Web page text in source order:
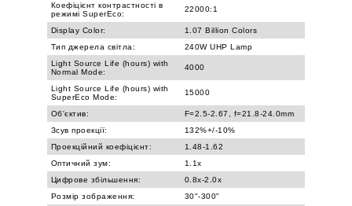
Коефіцієнт контрастності в
режимі SuperEco:
22000:1
Display Color:
1.07 Billion Colors
Тип джерела світла:
240W UHP Lamp
Light Source Life (hours) with
Normal Mode:
4000
Light Source Life (hours) with
SuperEco Mode:
15000
Об'єктив:
F=2.5-2.67, f=21.8-24.0mm
Зсув проекції:
132%+/-10%
Проекційний коефіцієнт:
1.48-1.62
Оптичний зум:
1.1x
Цифрове збільшення:
0.8x-2.0x
Розмір зображення:
30"-300"